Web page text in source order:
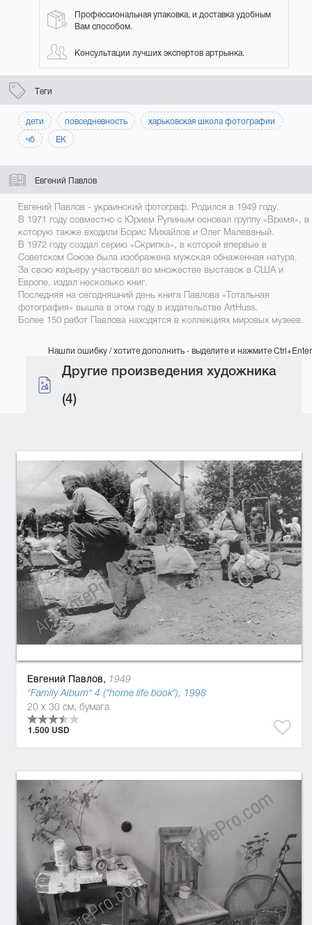
Профессиональная упаковка, и доставка удобным
Вам способом.
Консультации лучших экспертов артрынка.
Теги
дети повседневность
харьковская школа фотографии
чб
ЕК
Евгений Павлов
Евгений Павлов - украинский фотограф. Родился в 1949 году.
В 1971 году совместно с Юрием Рупиным основал группу «Время», в
которую также входили Борис Михайлов и Олег Малеваный.
В 1972 году создал серию «Скрипка», в которой впервые в
Советском Союзе была изображена мужская обнаженная натура.
За свою карьеру участвовал во множестве выставок в США и
Европе, издал несколько книг.
Последняя на сегодняшний день книга Павлова «Тотальная
фотография» вышла в этом году в издательстве ArtHuss.
Более 150 работ Павлова находятся в коллекциях мировых музеев.
Нашли ошибку / хотите дополнить - выделите и нажмите Ctrl+Enter
Другие произведения художника
(4)
Евгений Павлов, 1949
"Family Album" 4 ("home life book"), 1998
20 x 30 см, бумага
1.500 USD